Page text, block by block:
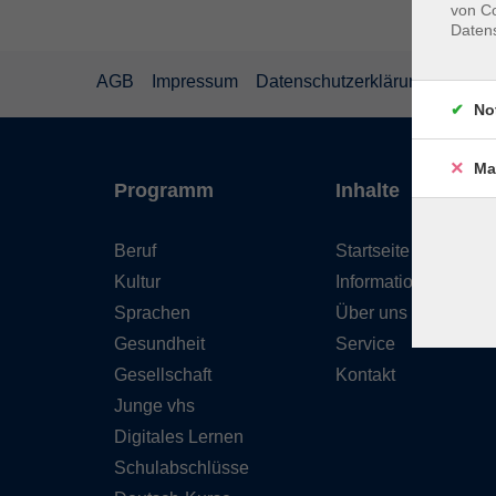
AGB Impressum Datenschutzerklärung
Programm
Beruf
Kultur
Sprachen
Gesundheit
Gesellschaft
Junge vhs
Digitales Lernen
Schulabschlüsse
Inhalte
Startseite
Informationen
Über uns
Service
Kontakt
von